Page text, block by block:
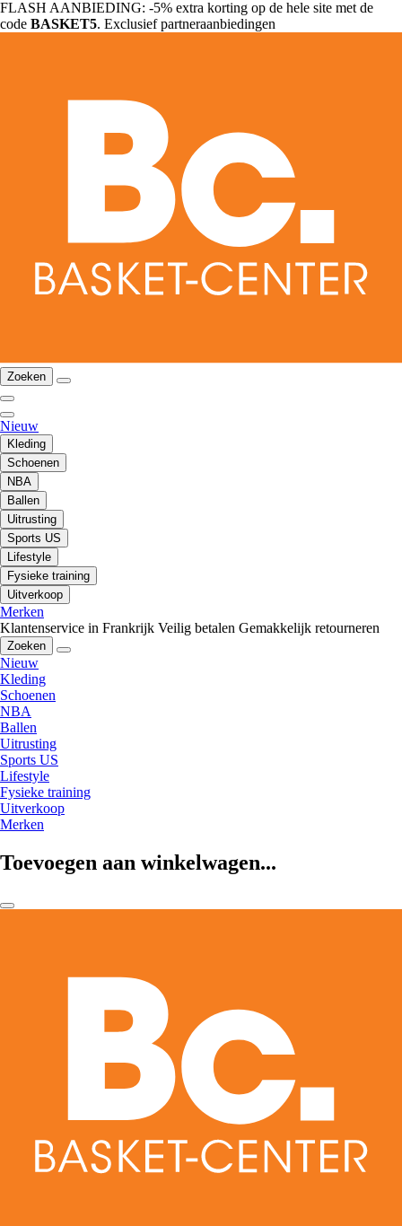
FLASH AANBIEDING: -5% extra korting op de hele site met de
code BASKET5. Exclusief partneraanbiedingen
Zoeken
Nieuw
Kleding
Schoenen
NBA
Ballen
Uitrusting
Sports US
Lifestyle
Fysieke training
Uitverkoop
Merken
Klantenservice in Frankrijk Veilig betalen Gemakkelijk retourneren
Zoeken
Nieuw
Kleding
Schoenen
NBA
Ballen
Uitrusting
Sports US
Lifestyle
Fysieke training
Uitverkoop
Merken
Toevoegen aan winkelwagen...